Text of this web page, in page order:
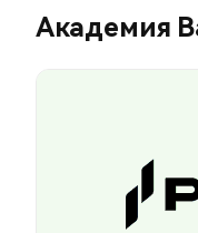
Академия